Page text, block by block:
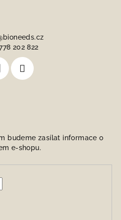
bioneeds.cz
202 822
budeme zasílat informace o
e-shopu.